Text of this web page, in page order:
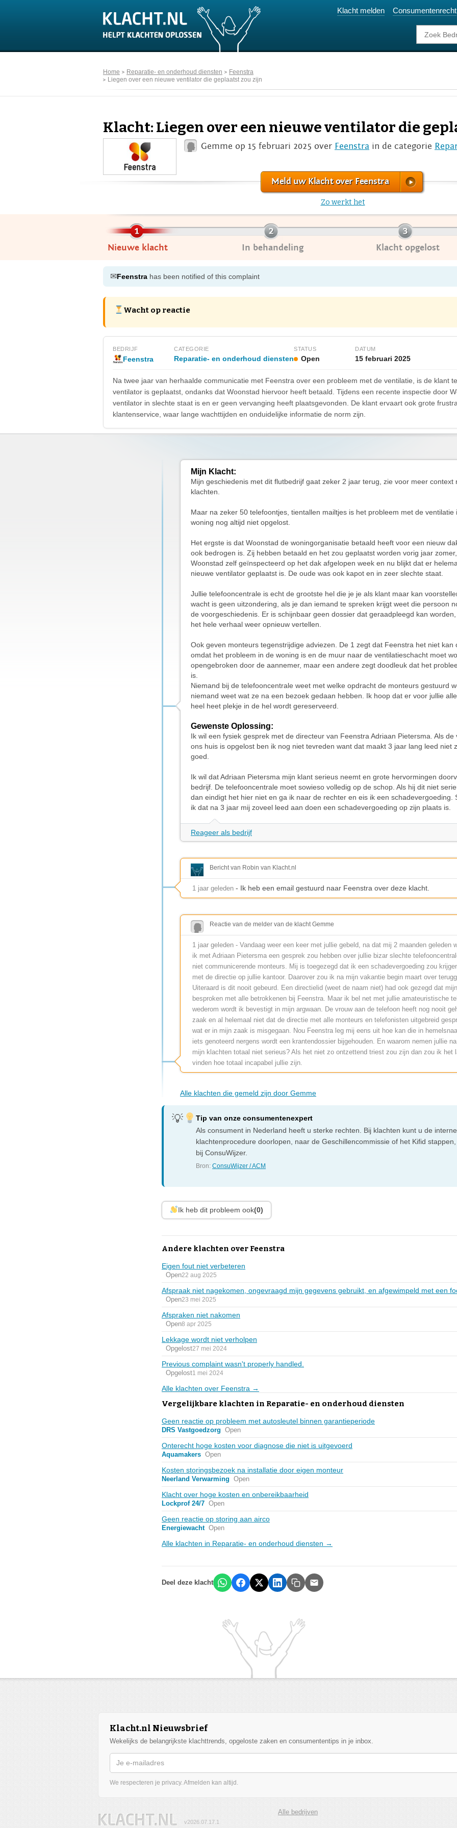
Klacht melden Consumentenrecht
Home Reparatie- en onderhoud diensten
Feenstra
Liegen over een nieuwe ventilator die geplaatst zou zijn
Klacht: Liegen over een nieuwe ventilator die
Gemme op 15 februari 2025 over Feenstra in de categorie
Meld uw Klacht over Feenstra
Zo werkt het
Nieuwe klacht In behandeling Klacht opgelost
✉Feenstra has been notified of this complaint
Wacht op reactie
BEDRIJF
Feenstra
CATEGORIE
Reparatie- en onderhoud diensten
STATUS
Open
DATUM
15 februari 2025
Na twee jaar van herhaalde communicatie met Feenstra over een probleem met de ventilatie, is de klant
ventilator is geplaatst, ondanks dat Woonstad hiervoor heeft betaald. Tijdens een recente inspectie door
ventilator in slechte staat is en er geen vervanging heeft plaatsgevonden. De klant ervaart ook grote
klantenservice, waar lange wachttijden en onduidelijke informatie de norm zijn.
Mijn Klacht:
Mijn geschiedenis met dit flutbedrijf gaat zeker 2 jaar terug, zie voor meer context
klachten.
Maar na zeker 50 telefoontjes, tientallen mailtjes is het probleem met de ventilatie
woning nog altijd niet opgelost.
Het ergste is dat Woonstad de woningorganisatie betaald heeft voor een nieuw
ook bedrogen is. Zij hebben betaald en het zou geplaatst worden vorig jaar
Woonstad zelf geïnspecteerd op het dak afgelopen week en nu blijkt dat er
nieuwe ventilator geplaatst is. De oude was ook kapot en in zeer slechte staat.
Jullie telefooncentrale is echt de grootste hel die je je als klant maar kan
wacht is geen uitzondering, als je dan iemand te spreken krijgt weet die persoon
de voorgeschiedenis. Er is schijnbaar geen dossier dat geraadpleegd kan
het hele verhaal weer opnieuw vertellen.
Ook geven monteurs tegenstrijdige adviezen. De 1 zegt dat Feenstra het niet kan
omdat het probleem in de woning is en de muur naar de ventilatieschacht moet
opengebroken door de aannemer, maar een andere zegt doodleuk dat het
is.
Niemand bij de telefooncentrale weet met welke opdracht de monteurs gestuurd
niemand weet wat ze na een bezoek gedaan hebben. Ik hoop dat er voor jullie
heel heet plekje in de hel wordt gereserveerd.
Gewenste Oplossing:
Ik wil een fysiek gesprek met de directeur van Feenstra Adriaan Pietersma. Als de
ons huis is opgelost ben ik nog niet tevreden want dat maakt 3 jaar lang leed niet
goed.
Ik wil dat Adriaan Pietersma mijn klant serieus neemt en grote hervormingen
bedrijf. De telefooncentrale moet sowieso volledig op de schop. Als hij dit niet
dan eindigt het hier niet en ga ik naar de rechter en eis ik een schadevergoeding.
ik dat na 3 jaar mij zoveel leed aan doen een schadevergoeding op zijn plaats is.
Reageer als bedrijf
Bericht van Robin van Klacht.nl
1 jaar geleden - Ik heb een email gestuurd naar Feenstra over deze klacht.
Reactie van de melder van de klacht Gemme
1 jaar geleden - Vandaag weer een keer met jullie gebeld, na dat mij 2 maanden geleden
ik met Adriaan Pietersma een gesprek zou hebben over jullie bizar slechte
niet communicerende monteurs. Mij is toegezegd dat ik een schadevergoeding zou
met de directie op jullie kantoor. Daarover zou ik na mijn vakantie begin maart over
Uiteraard is dit nooit gebeurd. Een directielid (weet de naam niet) had ook gezegd dat
besproken met alle betrokkenen bij Feenstra. Maar ik bel net met jullie amateuristische
wederom wordt ik bevestigt in mijn argwaan. De vrouw aan de telefoon heeft nog nooit
zaak en al helemaal niet dat de directie met alle monteurs en telefonisten uitgebreid
wat er in mijn zaak is misgegaan. Nou Feenstra leg mij eens uit hoe kan die in
iets genoteerd nergens wordt een krantendossier bijgehouden. En waarom nemen jullie
mijn klachten totaal niet serieus? Als het niet zo ontzettend triest zou zijn dan zou ik het
vinden hoe totaal incapabel jullie zijn.
Alle klachten die gemeld zijn door Gemme
Tip van onze consumentenexpert
Als consument in Nederland heeft u sterke rechten. Bij klachten kunt u de interne
klachtenprocedure doorlopen, naar de Geschillencommissie of het Kifid
bij ConsuWijzer.
Bron:ConsuWijzer / ACM
Ik heb dit probleem ook(0)
Andere klachten over Feenstra
Eigen fout niet verbeteren
Open22 aug 2025
Afspraak niet nagekomen, ongevraagd mijn gegevens gebruikt, en afgewimpeld met een
Open23 mei 2025
Afspraken niet nakomen
Open8 apr 2025
Lekkage wordt niet verholpen
Opgelost27 mei 2024
Previous complaint wasn't properly handled.
Opgelost1 mei 2024
Alle klachten over Feenstra →
Vergelijkbare klachten in Reparatie- en onderhoud diensten
Geen reactie op probleem met autosleutel binnen garantieperiode
DRS Vastgoedzorg Open
Onterecht hoge kosten voor diagnose die niet is uitgevoerd
Aquamakers Open
Kosten storingsbezoek na installatie door eigen monteur
Neerland Verwarming Open
Klacht over hoge kosten en onbereikbaarheid
Lockprof 24/7 Open
Geen reactie op storing aan airco
Energiewacht Open
Alle klachten in Reparatie- en onderhoud diensten →
Deel deze klacht
Klacht.nl Nieuwsbrief
Wekelijks de belangrijkste klachttrends, opgeloste zaken en consumententips in je inbox.
We respecteren je privacy. Afmelden kan altijd.
Alle bedrijven
v2026.07.17.1